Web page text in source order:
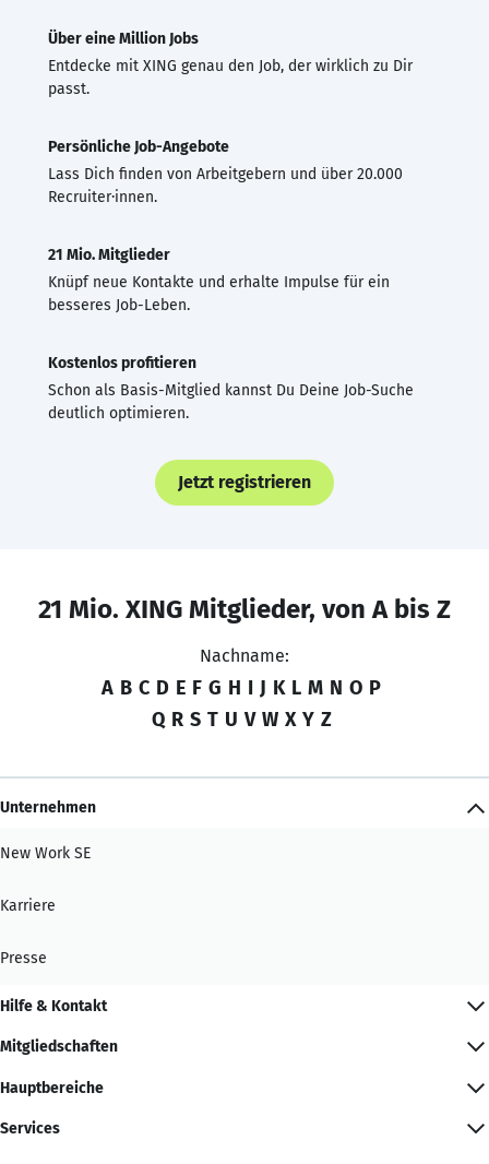
Über eine Million Jobs
Entdecke mit XING genau den Job, der wirklich zu Dir
passt.
Persönliche Job-Angebote
Lass Dich finden von Arbeitgebern und über 20.000
Recruiter·innen.
21 Mio. Mitglieder
Knüpf neue Kontakte und erhalte Impulse für ein
besseres Job-Leben.
Kostenlos profitieren
Schon als Basis-Mitglied kannst Du Deine Job-Suche
deutlich optimieren.
Jetzt registrieren
21 Mio. XING Mitglieder, von A bis Z
Nachname:
A B C D E F G H I J K L M N O P
Q R S T U V W X Y Z
Unternehmen
New Work SE
Karriere
Presse
Hilfe & Kontakt
Mitgliedschaften
Hauptbereiche
Services